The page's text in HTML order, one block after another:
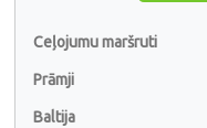
Ceļojumu maršruti
Prāmji
Baltija